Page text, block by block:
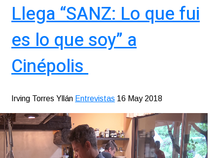
Llega “SANZ: Lo que fui
es lo que soy” a
Cinépolis
Irving Torres Yllán Entrevistas 16 May 2018